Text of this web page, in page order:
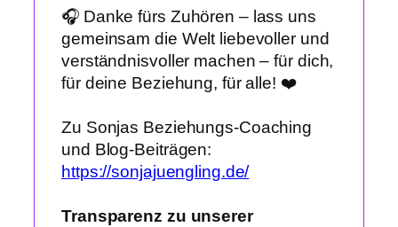
🎧 Danke fürs Zuhören – lass uns
gemeinsam die Welt liebevoller und
verständnisvoller machen – für dich,
für deine Beziehung, für alle! ❤️
Zu Sonjas Beziehungs-Coaching
und Blog-Beiträgen:
https://sonjajuengling.de/
Transparenz zu unserer